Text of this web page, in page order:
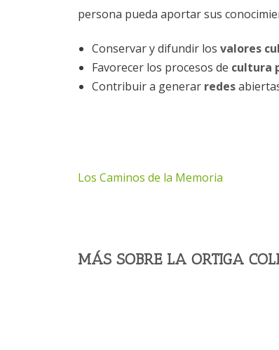
persona pueda aportar sus
Conservar y difundir los valores
Favorecer los procesos de cultura
Contribuir a generar redes
Los Caminos de la Memoria
MÁS SOBRE LA ORTIGA